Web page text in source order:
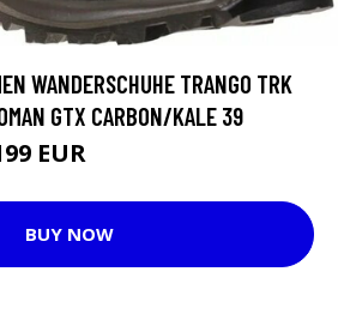
WANDERSCHUHE TRANGO TRK
GTX CARBON/KALE 39
EUR
BUY NOW